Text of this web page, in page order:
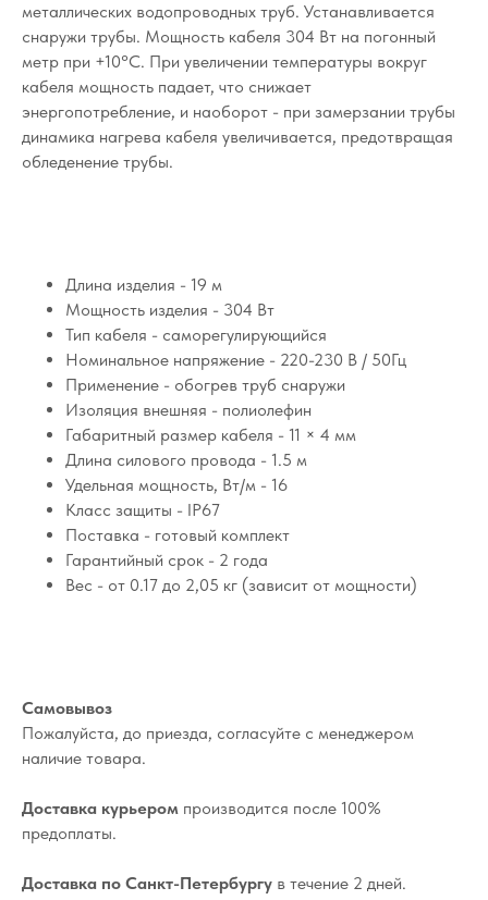
металлических водопроводных труб. Устанавливается
снаружи трубы. Мощность кабеля 304 Вт на погонный
метр при +10°C. При увеличении температуры вокруг
кабеля мощность падает, что снижает
энергопотребление, и наоборот - при замерзании трубы
динамика нагрева кабеля увеличивается, предотвращая
обледенение трубы.
Длина изделия - 19 м
Мощность изделия - 304 Вт
Тип кабеля - саморегулирующийся
Номинальное напряжение - 220-230 В / 50Гц
Применение - обогрев труб снаружи
Изоляция внешняя - полиолефин
Габаритный размер кабеля - 11 × 4 мм
Длина силового провода - 1.5 м
Удельная мощность, Вт/м - 16
Класс защиты - IP67
Поставка - готовый комплект
Гарантийный срок - 2 года
Вес - от 0.17 до 2,05 кг (зависит от мощности)
Самовывоз
Пожалуйста, до приезда, согласуйте с менеджером
наличие товара.
Доставка курьером производится после 100%
предоплаты.
Доставка по Санкт-Петербургу в течение 2 дней.